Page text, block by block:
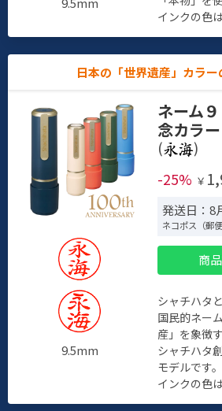
インクの色
日本の「世界遺産」カラー
9.5mm
ネーム
念カラー
(
)
-25% ￥
発送日：8
ネコポス（郵
商
シャチハタ
国民的ネー
産」を象徴
シャチハタ
モデルです。
インクの色